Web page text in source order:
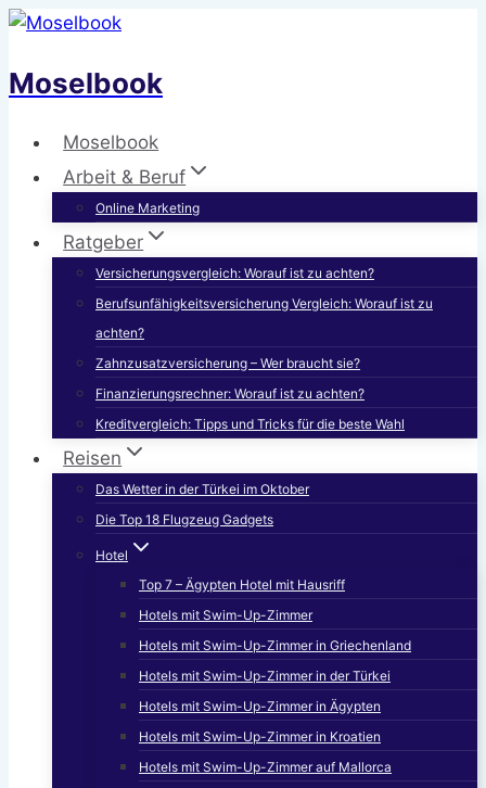
Zum
springen
Moselbook
Moselbook
Arbeit & Beruf
Online Marketing
Ratgeber
Versicherungsvergleich: Worauf ist zu achten?
Berufsunfähigkeitsversicherung Vergleich: Worauf ist zu
achten?
Zahnzusatzversicherung – Wer braucht sie?
Finanzierungsrechner: Worauf ist zu achten?
Kreditvergleich: Tipps und Tricks für die beste Wahl
Reisen
Das Wetter in der Türkei im Oktober
Die Top 18 Flugzeug Gadgets
Hotel
Top 7 – Ägypten Hotel mit Hausriff
Hotels mit Swim-Up-Zimmer
Hotels mit Swim-Up-Zimmer in Griechenland
Hotels mit Swim-Up-Zimmer in der Türkei
Hotels mit Swim-Up-Zimmer in Ägypten
Hotels mit Swim-Up-Zimmer in Kroatien
Hotels mit Swim-Up-Zimmer auf Mallorca